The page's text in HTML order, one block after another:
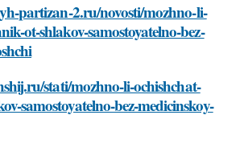
partizan-2.ru/novosti/mozhno-li-
ot-shlakov-samostoyatelno-bez-
stati/mozhno-li-ochishchat-
samostoyatelno-bez-medicinskoy-